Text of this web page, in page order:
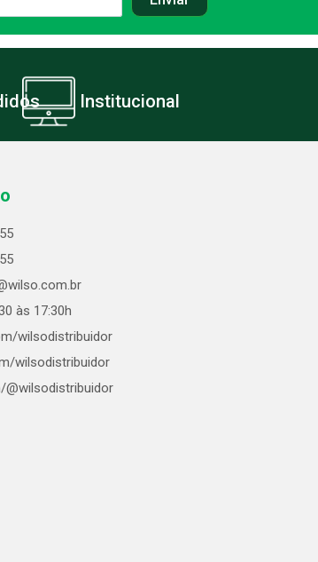
Institucional
às 17:30h
wilsodistribuidor
wilsodistribuidor
@wilsodistribuidor